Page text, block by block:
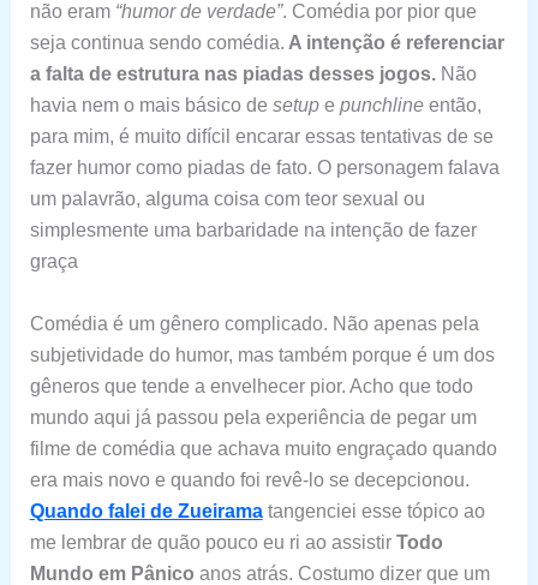
não eram “humor de verdade”. Comédia por pior que
seja continua sendo comédia. A intenção é referenciar
a falta de estrutura nas piadas desses jogos. Não
havia nem o mais básico de setupe punchlineentão,
para mim, é muito difícil encarar essas tentativas de se
fazer humor como piadas de fato. O personagem falava
um palavrão, alguma coisa com teor sexual ou
simplesmente uma barbaridade na intenção de fazer
graça
Comédia é um gênero complicado. Não apenas pela
subjetividade do humor, mas também porque é um dos
gêneros que tende a envelhecer pior. Acho que todo
mundo aqui já passou pela experiência de pegar um
filme de comédia que achava muito engraçado quando
era mais novo e quando foi revê-lo se decepcionou.
Quando falei de Zueiramatangenciei esse tópico ao
me lembrar de quão pouco eu ri ao assistir Todo
Mundo em Pânico anos atrás. Costumo dizer que um